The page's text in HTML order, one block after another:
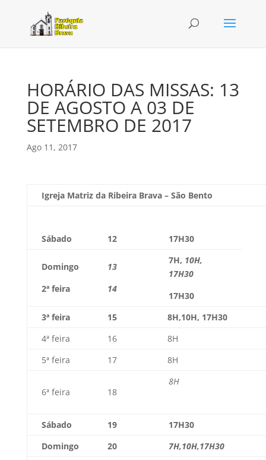
HORÁRIO DAS MISSAS: 13
DE AGOSTO A 03 DE
SETEMBRO DE 2017
Ago 11, 2017
Igreja Matriz da Ribeira Brava – São Bento
Sábado 12 17H30
Domingo
2ª feira
13
14
7H, 10H,
17H30
17H30
3ª feira
15
8H,10H, 17H30
4ª feira
16
8H
5ª feira
17 8H
6ª feira 18
8H
Sábado 19
17H30
Domingo
20 7H,10H,17H30